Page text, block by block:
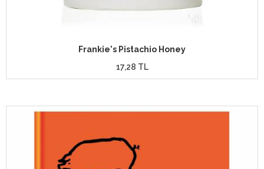
Frankie's Pistachio Honey
17,28 TL